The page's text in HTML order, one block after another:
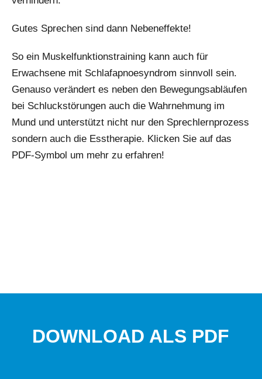
Gutes Sprechen sind dann Nebeneffekte!
So ein Muskelfunktionstraining kann auch für
Erwachsene mit Schlafapnoesyndrom sinnvoll sein.
Genauso verändert es neben den Bewegungsabläufen
bei Schluckstörungen auch die Wahrnehmung im
Mund und unterstützt nicht nur den Sprechlernprozess
sondern auch die Esstherapie. Klicken Sie auf das
PDF-Symbol um mehr zu erfahren!
DOWNLOAD ALS PDF